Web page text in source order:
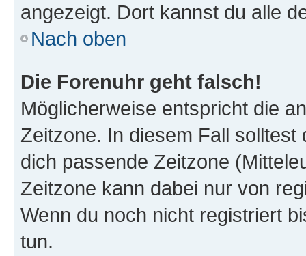
angezeigt. Dort kannst du alle
Nach oben
Die Forenuhr geht falsch!
Möglicherweise entspricht die
Zeitzone. In diesem Fall solltest
dich passende Zeitzone
Zeitzone kann dabei nur von
Wenn du noch nicht registriert
tun.